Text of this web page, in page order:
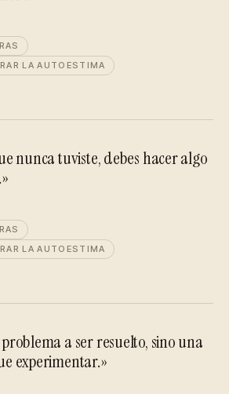
LA AUTOESTIMA
nunca tuviste, debes hacer algo
LA AUTOESTIMA
a ser resuelto, sino una
experimentar.»